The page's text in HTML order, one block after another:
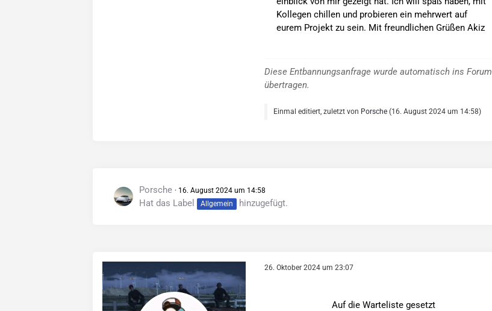
Kollegen chillen und probieren ein mehrwert auf
eurem Projekt zu sein. Mit freundlichen Grüßen Akiz
Diese Entbannungsanfrage wurde automatisch ins Forum
übertragen.
Einmal editiert, zuletzt von Porsche (16. August 2024 um 14:58)
Porsche 16. August 2024 um 14:58
Hat das Label Allgemein hinzugefügt.
26. Oktober 2024 um 23:07
Auf die Warteliste gesetzt